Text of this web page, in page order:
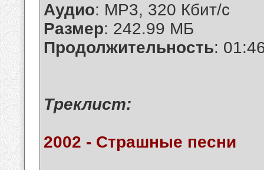
Аудио: MP3, 320 Кбит/с
Размер: 242.99 МБ
Продолжительность:
Tреклист:
2002 - Страшные песни